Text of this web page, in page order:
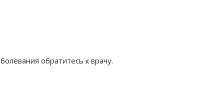
обратитесь к врачу.